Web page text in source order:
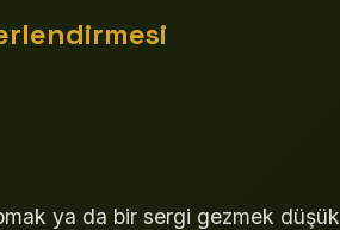
ya da bir sergi gezmek düşük